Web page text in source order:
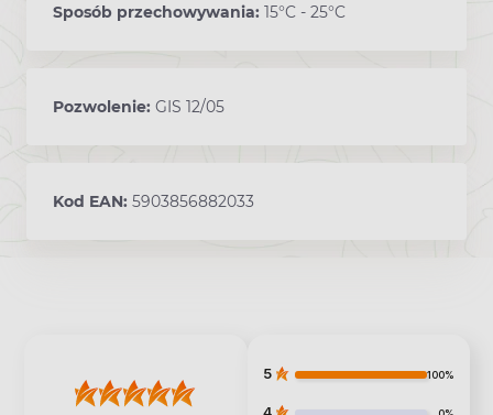
Sposób przechowywania: 15°C - 25°C
Pozwolenie: GIS 12/05
Kod EAN: 5903856882033
5 100%